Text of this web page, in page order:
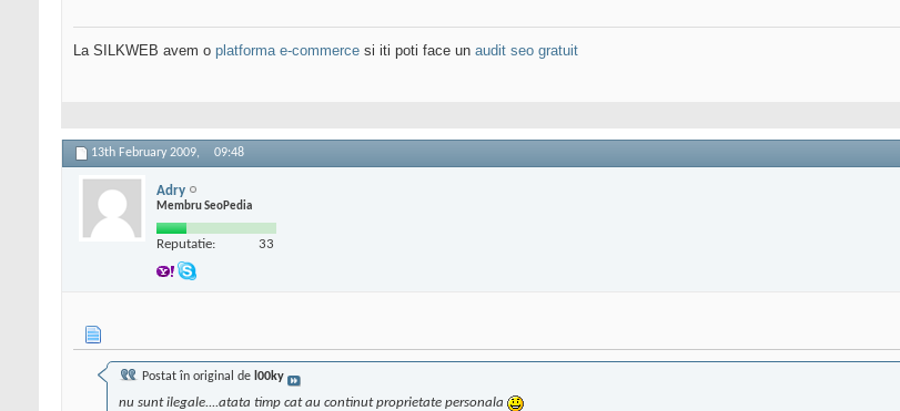
La SILKWEB avem o platforma e-commerce si iti poti face un audit seo gratuit
13th February 2009, 09:48
Adry
Membru SeoPedia
Reputatie: 33
Postat în original de l00ky
nu sunt ilegale....atata timp cat au continut proprietate personala